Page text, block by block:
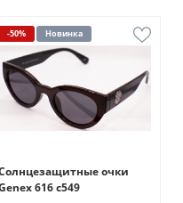
-50% Новинка
очки
616 с549